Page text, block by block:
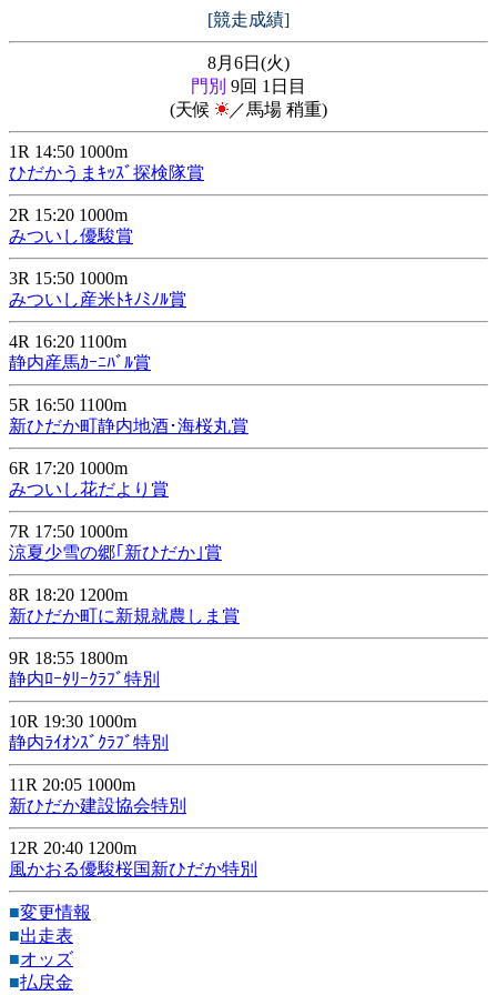
[競走成績]
8月6日(火)
門別 9回 1日目
(天候
／馬場 稍重)
1R 14:50 1000m
ひだかうまｷｯｽﾞ探検隊賞
2R 15:20 1000m
みついし優駿賞
3R 15:50 1000m
みついし産米ﾄｷﾉﾐﾉﾙ賞
4R 16:20 1100m
静内産馬ｶｰﾆﾊﾞﾙ賞
5R 16:50 1100m
新ひだか町静内地酒･海桜丸賞
6R 17:20 1000m
みついし花だより賞
7R 17:50 1000m
涼夏少雪の郷｢新ひだか｣賞
8R 18:20 1200m
新ひだか町に新規就農しま賞
9R 18:55 1800m
静内ﾛｰﾀﾘｰｸﾗﾌﾞ特別
10R 19:30 1000m
静内ﾗｲｵﾝｽﾞｸﾗﾌﾞ特別
11R 20:05 1000m
新ひだか建設協会特別
12R 20:40 1200m
風かおる優駿桜国新ひだか特別
■変更情報
■出走表
■オッズ
■払戻金